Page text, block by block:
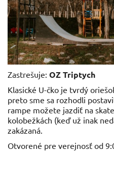
Zastrešuje: OZ Triptych
Klasické U-čko je tvrdý
preto sme sa rozhodli
rampe možete jazdiť na
kolobežkách (keď už inak
zakázaná.
Otvorené pre verejnosť od